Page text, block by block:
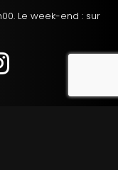
Le week-end : sur